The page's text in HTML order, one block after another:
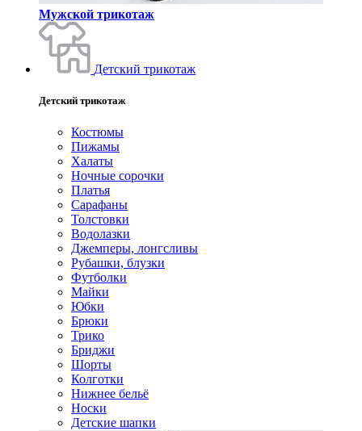
Мужской трикотаж
Детский трикотаж
Детский трикотаж
Костюмы
Пижамы
Халаты
Ночные сорочки
Платья
Сарафаны
Толстовки
Водолазки
Джемперы, лонгсливы
Рубашки, блузки
Футболки
Майки
Юбки
Брюки
Трико
Бриджи
Шорты
Колготки
Нижнее бельё
Носки
Детские шапки